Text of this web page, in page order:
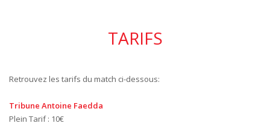
TARIFS
Retrouvez les tarifs du match ci-dessous:
Tribune Antoine Faedda
Plein Tarif : 10€